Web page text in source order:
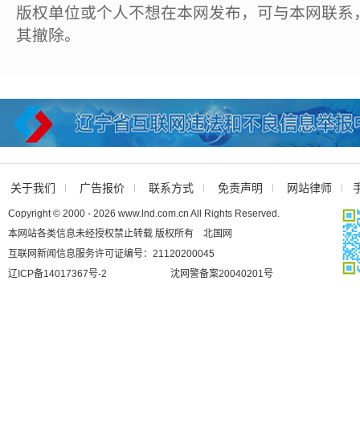
版权单位或个人不想在本网发布，可与本网联
其撤除。
关于我们 广告报价 联系方式 免责声明 网站律师
Copyright © 2000 - 2026 www.lnd.com.cn All Rights Reserved.
本网站各类信息未经授权禁止转载 版权所有 北国网
互联网新闻信息服务许可证编号：21120200045
辽ICP备14017367号-2
沈网警备案20040201号